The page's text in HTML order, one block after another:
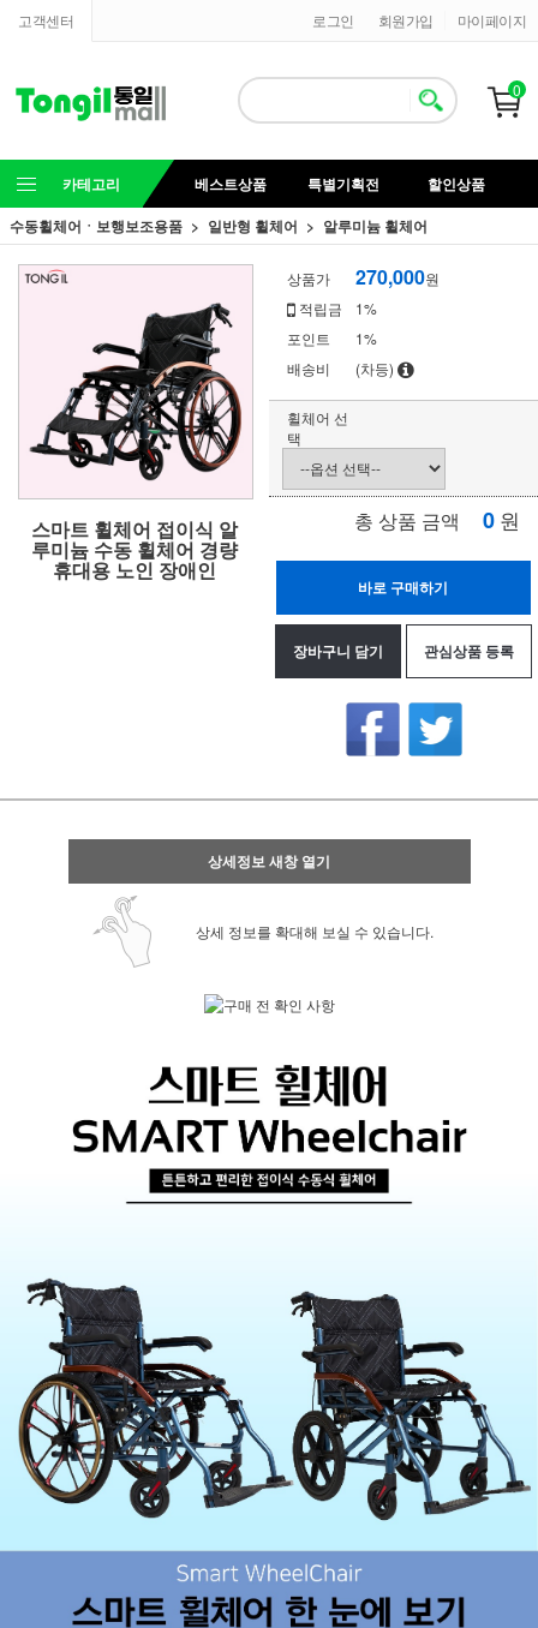
고객센터 마이페이지
회원가입
로그인
0
카테고리 베스트상품 특별기획전
할인상품
수동휠체어ㆍ보행보조용품
일반형 휠체어 알루미늄 휠체어
스마트 휠체어 접이식 알
루미늄 수동 휠체어 경량
휴대용 노인 장애인
상품가 270,000원
적립금
1%
포인트
1%
배송비
(차등)
휠체어 선
택
총 상품 금액 0 원
바로 구매하기
장바구니 담기 관심상품 등록
상세정보 새창 열기
상세 정보를 확대해 보실 수 있습니다.